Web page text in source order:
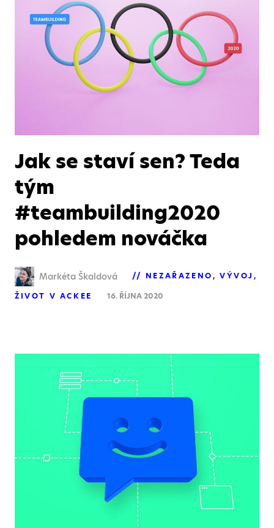
Jak se staví sen? Teda
tým
#teambuilding2020
pohledem nováčka
Markéta Škaldová NEZAŘAZENO
VÝVOJ
ŽIVOT V ACKEE
16. ŘÍJNA 2020